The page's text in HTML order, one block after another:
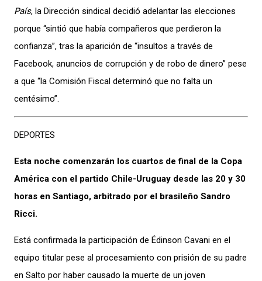
País, la Dirección sindical decidió adelantar las elecciones
porque “sintió que había compañeros que perdieron la
confianza”, tras la aparición de “insultos a través de
Facebook, anuncios de corrupción y de robo de dinero” pese
a que “la Comisión Fiscal determinó que no falta un
centésimo”.
DEPORTES
Esta noche comenzarán los cuartos de final de la Copa
América con el partido Chile-Uruguay desde las 20 y 30
horas en Santiago, arbitrado por el brasileño Sandro
Ricci.
Está confirmada la participación de Édinson Cavani en el
equipo titular pese al procesamiento con prisión de su padre
en Salto por haber causado la muerte de un joven